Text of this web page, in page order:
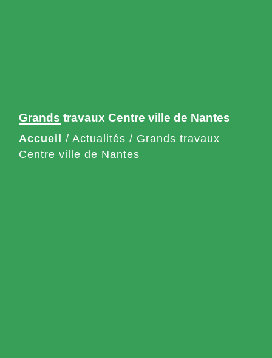
Grands travaux Centre ville de Nantes
Accueil / Actualités / Grands travaux
Centre ville de Nantes